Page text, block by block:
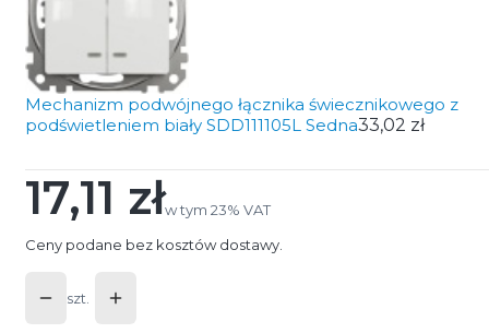
Mechanizm podwójnego łącznika świecznikowego z
podświetleniem biały SDD111105L Sedna33,02 zł
Cena
17,11 złw tym 23% VAT
w tym 23% VAT
Ceny podane bez kosztów dostawy.
szt.